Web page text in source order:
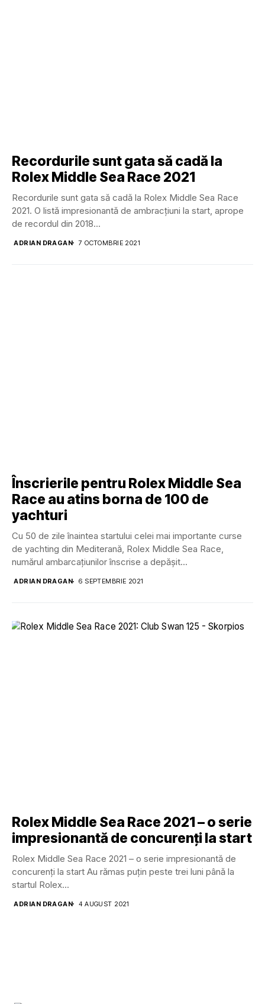
Recordurile sunt gata să cadă la
Rolex Middle Sea Race 2021
Recordurile sunt gata să cadă la Rolex Middle Sea Race
2021. O listă impresionantă de ambracțiuni la start, aprope
de recordul din 2018...
ADRIAN DRAGAN 7 OCTOMBRIE 2021
Înscrierile pentru Rolex Middle Sea
Race au atins borna de 100 de
yachturi
Cu 50 de zile înaintea startului celei mai importante curse
de yachting din Mediterană, Rolex Middle Sea Race,
numărul ambarcațiunilor înscrise a depășit...
ADRIAN DRAGAN 6 SEPTEMBRIE 2021
Rolex Middle Sea Race 2021 – o serie
impresionantă de concurenți la start
Rolex Middle Sea Race 2021 – o serie impresionantă de
concurenți la start Au rămas puțin peste trei luni până la
startul Rolex...
ADRIAN DRAGAN 4 AUGUST 2021